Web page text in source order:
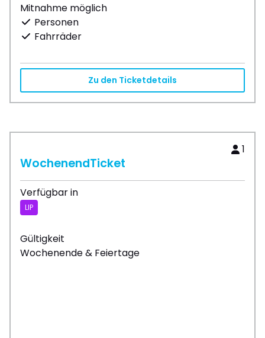
Mitnahme möglich
Personen
Fahrräder
Zu den Ticketdetails
1
WochenendTicket
Verfügbar in
LIP
Gültigkeit
Wochenende & Feiertage